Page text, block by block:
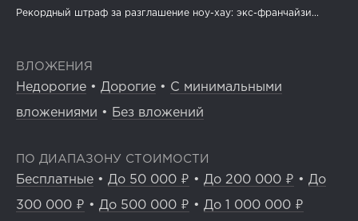
Рекордный штраф за разглашение ноу-хау: экс-франчайзи...
ВЛОЖЕНИЯ
Недорогие • Дорогие • С минимальными
вложениями • Без вложений
ПО ДИАПАЗОНУ СТОИМОСТИ
Бесплатные • До 50 000 ₽ • До 200 000 ₽ • До
300 000 ₽ • До 500 000 ₽ • До 1 000 000 ₽